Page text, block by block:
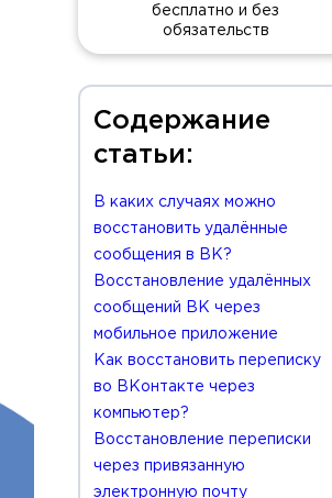
бесплатно и без
обязательств
Содержание
статьи:
В каких случаях можно
восстановить удалённые
сообщения в ВК?
Восстановление удалённых
сообщений ВК через
мобильное приложение
Как восстановить переписку
во ВКонтакте через
компьютер?
Восстановление переписки
через привязанную
электронную почту